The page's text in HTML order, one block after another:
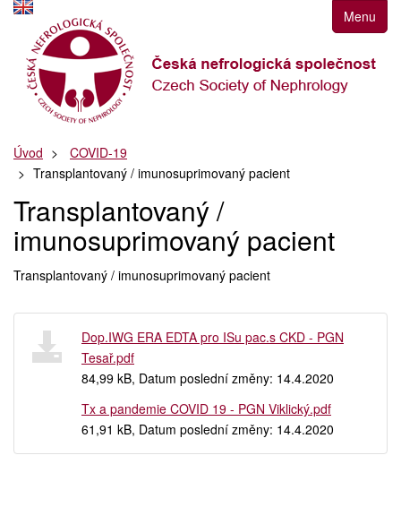
k
navigaci
Přejít
obsah
k
postrannímu
Klávesové
zkratky
Menu
Úvod
COVID-19
Transplantovaný / imunosuprimovaný pacient
Transplantovaný /
imunosuprimovaný pacient
Transplantovaný / imunosuprimovaný pacient
Dop.IWG ERA EDTA pro ISu pac.s CKD - PGN
Tesař.pdf
84,99 kB, Datum poslední změny: 14.4.2020
Tx a pandemie COVID 19 - PGN Viklický.pdf
61,91 kB, Datum poslední změny: 14.4.2020